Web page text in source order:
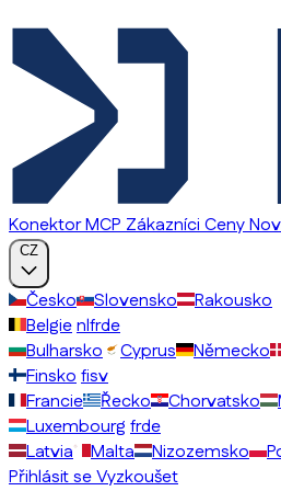
Konektor MCPZákazníciCeny
Česko Slovensko
Rakousko
Belgienlfrde
Bulharsko
Cyprus Německo
Finskofisv
Francie
Řecko Chorvatsko
Luxembourg frde
Latvia
Malta Nizozemsko
Přihlásit seVyzkoušet